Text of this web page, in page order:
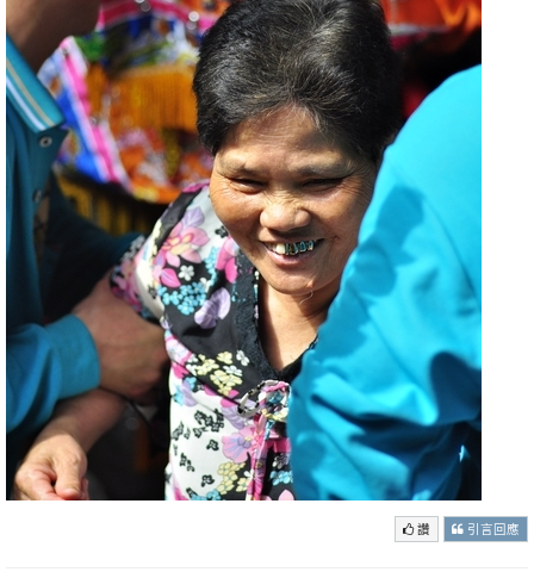
讚 引言回應